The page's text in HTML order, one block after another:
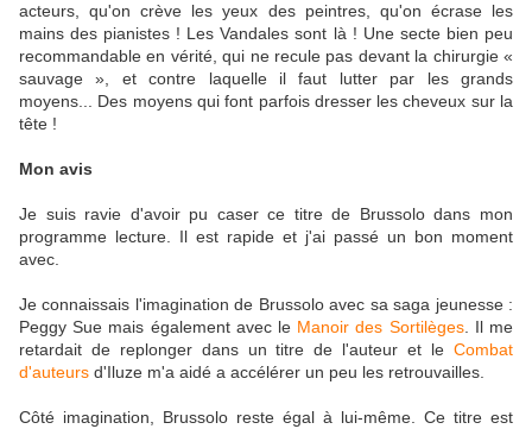
acteurs, qu'on crève les yeux des peintres, qu'on écrase les
mains des pianistes ! Les Vandales sont là ! Une secte bien peu
recommandable en vérité, qui ne recule pas devant la chirurgie «
sauvage », et contre laquelle il faut lutter par les grands
moyens... Des moyens qui font parfois dresser les cheveux sur la
tête !
Mon avis
Je suis ravie d'avoir pu caser ce titre de Brussolo dans mon
programme lecture. Il est rapide et j'ai passé un bon moment
avec.
Je connaissais l'imagination de Brussolo avec sa saga jeunesse :
Peggy Sue mais également avec le Manoir des Sortilèges. Il me
retardait de replonger dans un titre de l'auteur et le Combat
d'auteurs d'Iluze m'a aidé a accélérer un peu les retrouvailles.
Côté imagination, Brussolo reste égal à lui-même. Ce titre est